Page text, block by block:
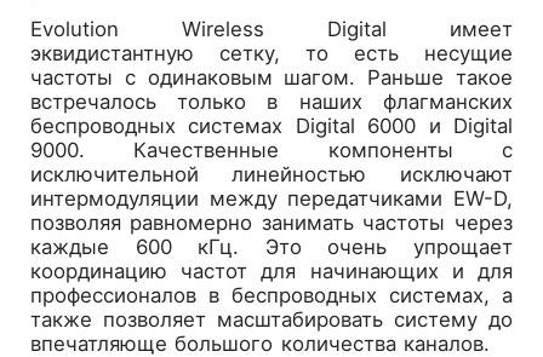
Evolution Wireless Digital имеет
эквидистантную сетку, то есть несущие
частоты с одинаковым шагом. Раньше такое
встречалось только в наших флагманских
беспроводных системах Digital 6000 и Digital
9000. Качественные компоненты с
исключительной линейностью исключают
интермодуляции между передатчиками EW-D,
позволяя равномерно занимать частоты через
каждые 600 кГц. Это очень упрощает
координацию частот для начинающих и для
профессионалов в беспроводных системах, а
также позволяет масштабировать систему до
впечатляюще большого количества каналов.